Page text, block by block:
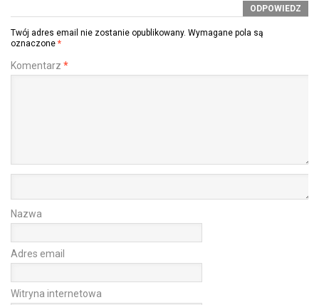
ODPOWIEDZ
Twój adres email nie zostanie opublikowany. Wymagane pola są
oznaczone *
Komentarz *
Nazwa
Adres email
Witryna internetowa